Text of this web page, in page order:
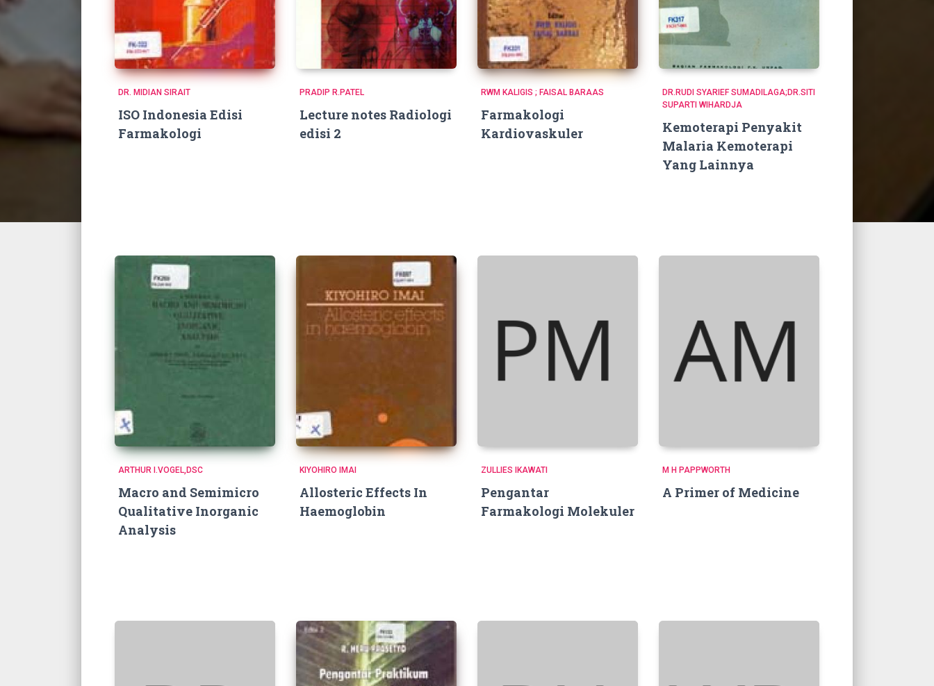
DR. MIDIAN SIRAIT
ISO Indonesia Edisi
Farmakologi
PRADIP R.PATEL
Lecture notes Radiologi
edisi 2
RWM KALIGIS ; FAISAL BARAAS
Farmakologi
Kardiovaskuler
DR.RUDI SYARIEF SUMADILAGA;DR.SITI
SUPARTI WIHARDJA
Kemoterapi Penyakit
Malaria Kemoterapi
Yang Lainnya
ARTHUR I.VOGEL,DSC
Macro and Semimicro
Qualitative Inorganic
Analysis
KIYOHIRO IMAI
Allosteric Effects In
Haemoglobin
ZULLIES IKAWATI
Pengantar
Farmakologi Molekuler
M H PAPPWORTH
A Primer of Medicine